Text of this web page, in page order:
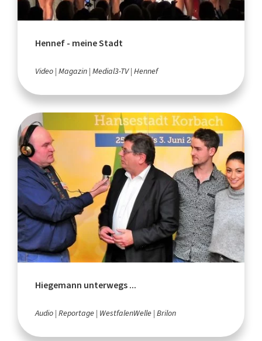
Hennef - meine Stadt
Video Magazin Medial3-TV Hennef
Hiegemann unterwegs ...
Audio Reportage WestfalenWelle Brilon